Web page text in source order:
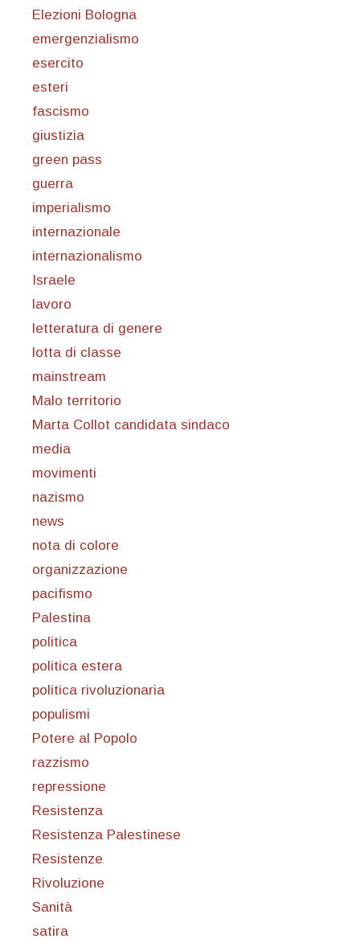
Elezioni Bologna
emergenzialismo
esercito
esteri
fascismo
giustizia
green pass
guerra
imperialismo
internazionale
internazionalismo
Israele
lavoro
letteratura di genere
lotta di classe
mainstream
Malo territorio
Marta Collot candidata sindaco
media
movimenti
nazismo
news
nota di colore
organizzazione
pacifismo
Palestina
politica
politica estera
politica rivoluzionaria
populismi
Potere al Popolo
razzismo
repressione
Resistenza
Resistenza Palestinese
Resistenze
Rivoluzione
Sanità
satira